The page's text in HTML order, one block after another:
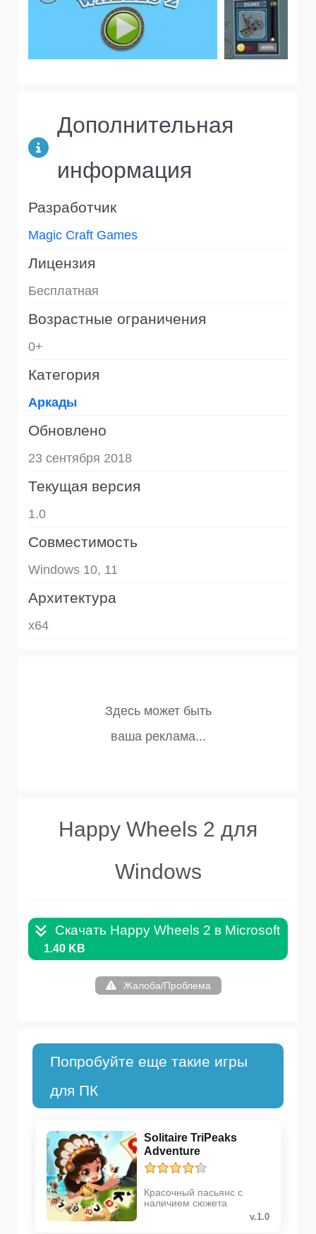
Дополнительная
информация
Разработчик
Magic Craft Games
Лицензия
Бесплатная
Возрастные ограничения
0+
Категория
Аркады
Обновлено
23 сентября 2018
Текущая версия
1.0
Совместимость
Windows 10, 11
Архитектура
x64
Happy Wheels 2 для
Windows
Скачать Happy Wheels 2 в Microsoft
1.40 KB
Жалоба/Проблема
Попробуйте еще такие игры
для ПК
Solitaire TriPeaks
Adventure
Красочный пасьянс с
наличием сюжета
v.1.0